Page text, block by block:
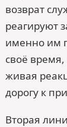
возврат
реагируют
именно им
своё
живая
дорогу к
Вторая